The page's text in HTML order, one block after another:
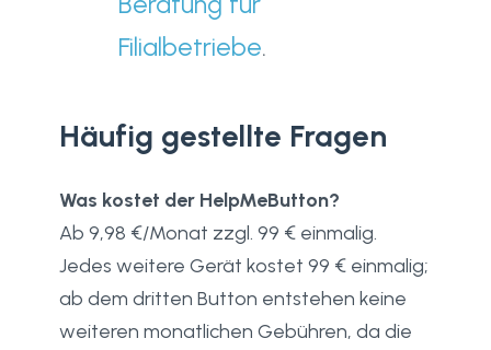
Filialbetriebe.
Häufig gestellte Fragen
Was kostet der HelpMeButton?
Ab 9,98 €/Monat zzgl. 99 € einmalig.
Jedes weitere Gerät kostet 99 € einmalig;
ab dem dritten Button entstehen keine
weiteren monatlichen Gebühren, da die